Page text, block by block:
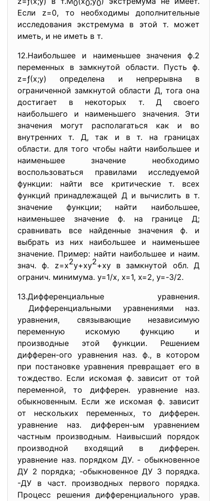
0 0 0
Если z=0, то необходимы дополнительные
исследования экстремума в этой т. может
иметь, и не иметь в т.
12.Наибольшее и наименьшее значения ф.2
переменных в замкнутой области. Пусть ф.
z=ƒ(х;у) определена и непрерывна в
ограниченной замкнутой области Д, тога она
достигает в некоторых т. Д своего
наибольшего и наименьшего значения. Эти
значения могут располагаться как и во
внутренних т. Д, так и в т. на границах
области. для того чтобы найти наибольшее и
наименьшее значение необходимо
воспользоваться правилами исследуемой
функции: найти все критические т. всех
функций принадлежащей Д и вычислить в т.
значение функции; найти наибольшее,
наименьшее значение ф. на границе Д;
сравнивать все найденные значения ф. и
выбрать из них наибольшее и наименьшее
значение. Пример: найти наибольшее и наим.
знач. ф. z=х2у+ху2+ху в замкнутой обл. Д
огранич. минимума. у=1/х, х=1, х=2, у=-3/2.
13.Дифференциальные уравнения.
Дифференциальными уравнениями наз.
уравнения, связывающие независимую
переменную искомую функцию и
производные этой функции. Решением
дифферен-ого уравнения наз. ф., в котором
при постановке уравнения превращает его в
тождество. Если искомая ф. зависит от той
переменной, то дифферен. уравнение наз.
обыкновенным. Если же искомая ф. зависит
от нескольких переменных, то дифферен.
уравнение наз. дифферен-ым уравнением
частным производным. Наивысший порядок
производной входящий в дифферен.
уравнение наз. порядком ДУ. - обыкновенное
ДУ 2 порядка; -обыкновенное ДУ 3 порядка.
-ДУ в част. производных первого порядка.
Процесс решения дифференциального урав.